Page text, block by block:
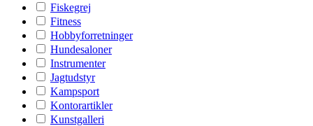
Fiskegrej
Fitness
Hobbyforretninger
Hundesaloner
Instrumenter
Jagtudstyr
Kampsport
Kontorartikler
Kunstgalleri